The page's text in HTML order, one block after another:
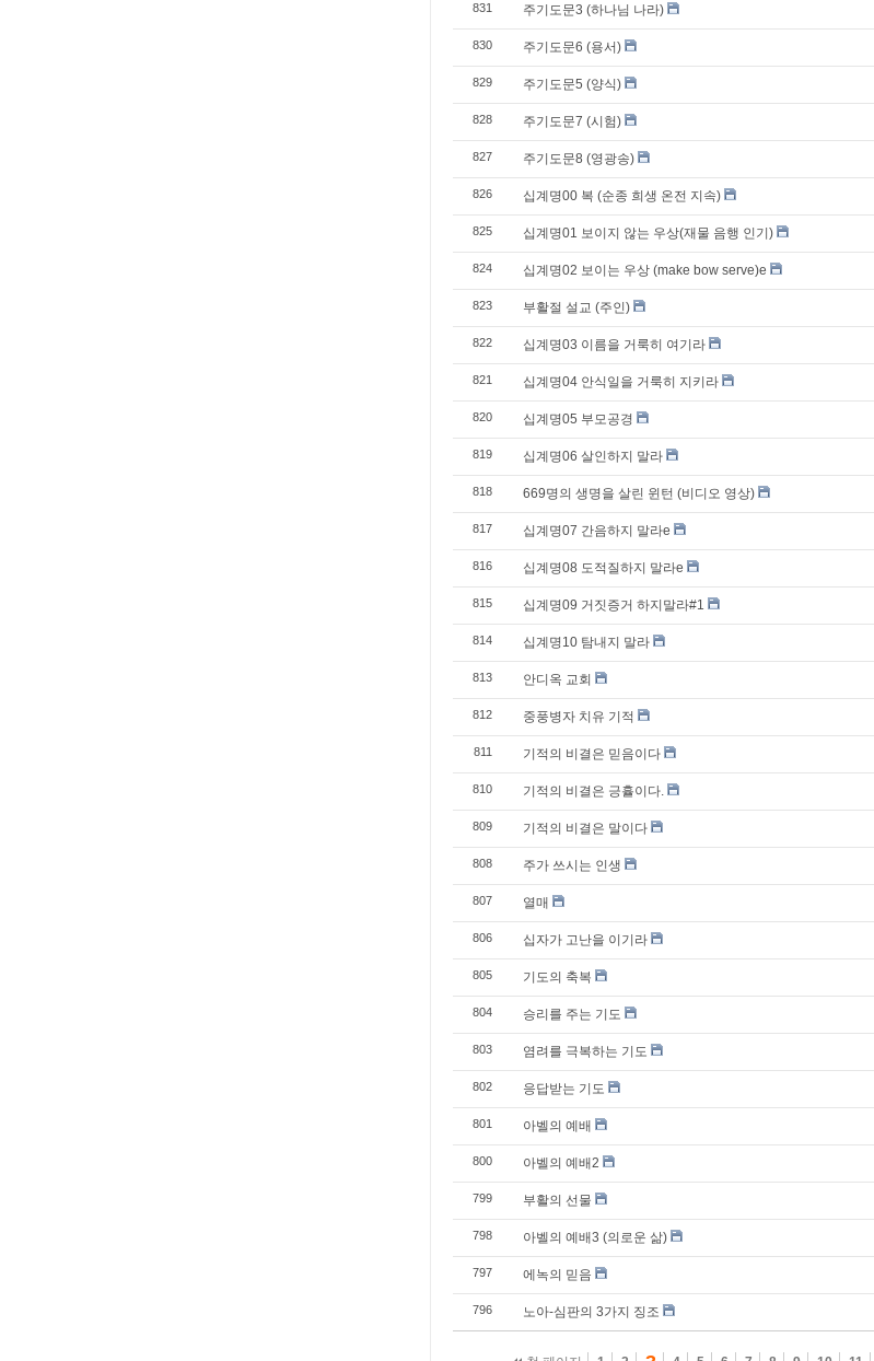
831 주기도문3 (하나님 나라)
830 주기도문6 (용서)
829 주기도문5 (양식)
828 주기도문7 (시험)
827 주기도문8 (영광송)
826 십계명00 복 (순종 희생 온전 지속)
825 십계명01 보이지 않는 우상(재물 음행 인기)
824 십계명02 보이는 우상 (make bow serve)e
823 부활절 설교 (주인)
822 십계명03 이름을 거룩히 여기라
821 십계명04 안식일을 거룩히 지키라
820 십계명05 부모공경
819 십계명06 살인하지 말라
818 669명의 생명을 살린 윈턴 (비디오 영상)
817 십계명07 간음하지 말라e
816 십계명08 도적질하지 말라e
815 십계명09 거짓증거 하지말라#1
814 십계명10 탐내지 말라
813 안디옥 교회
812 중풍병자 치유 기적
811 기적의 비결은 믿음이다
810 기적의 비결은 긍휼이다.
809 기적의 비결은 말이다
808 주가 쓰시는 인생
807 열매
806 십자가 고난을 이기라
805 기도의 축복
804 승리를 주는 기도
803 염려를 극복하는 기도
802 응답받는 기도
801 아벨의 예배
800 아벨의 예배2
799 부활의 선물
798 아벨의 예배3 (의로운 삶)
797 에녹의 믿음
796 노아-심판의 3가지 징조